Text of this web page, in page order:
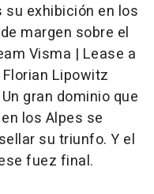
su exhibición en los
margen sobre el
Visma | Lease a
Lipowitz
gran dominio que
los Alpes se
su triunfo. Y el
fuez final.